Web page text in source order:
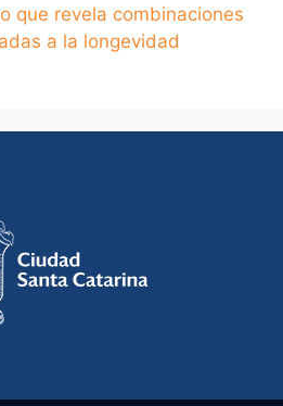
que revela combinaciones
a la longevidad